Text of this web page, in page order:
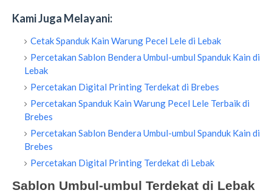
Kami Juga Melayani:
Cetak Spanduk Kain Warung Pecel Lele di Lebak
Percetakan Sablon Bendera Umbul-umbul Spanduk Kain di
Lebak
Percetakan Digital Printing Terdekat di Brebes
Percetakan Spanduk Kain Warung Pecel Lele Terbaik di
Brebes
Percetakan Sablon Bendera Umbul-umbul Spanduk Kain di
Brebes
Percetakan Digital Printing Terdekat di Lebak
Sablon Umbul-umbul Terdekat di Lebak